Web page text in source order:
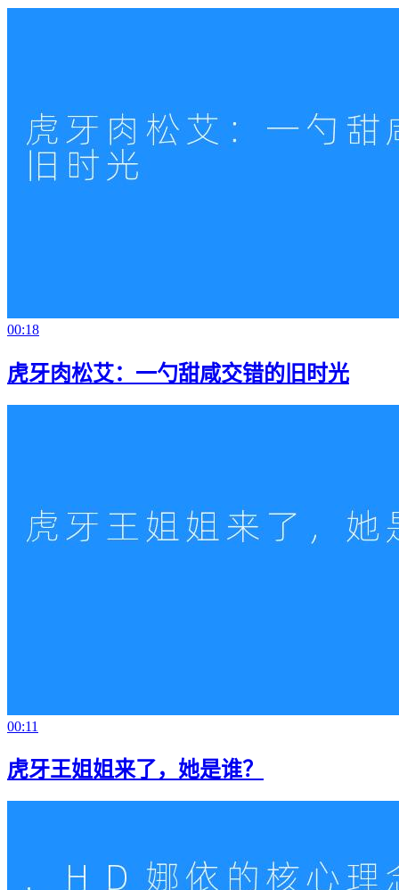
00:18
虎牙肉松艾：一勺甜咸交错的旧时光
00:11
虎牙王姐姐来了，她是谁？